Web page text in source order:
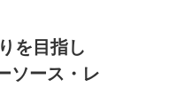
を目指し
ソース・レ